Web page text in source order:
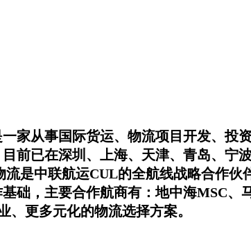
家从事国际货运、物流项目开发、投
前已在深圳、上海、天津、青岛、宁
是中联航运CUL的全航线战略合作伙
础，主要合作航商有：地中海MSC
更多元化的物流选择方案。